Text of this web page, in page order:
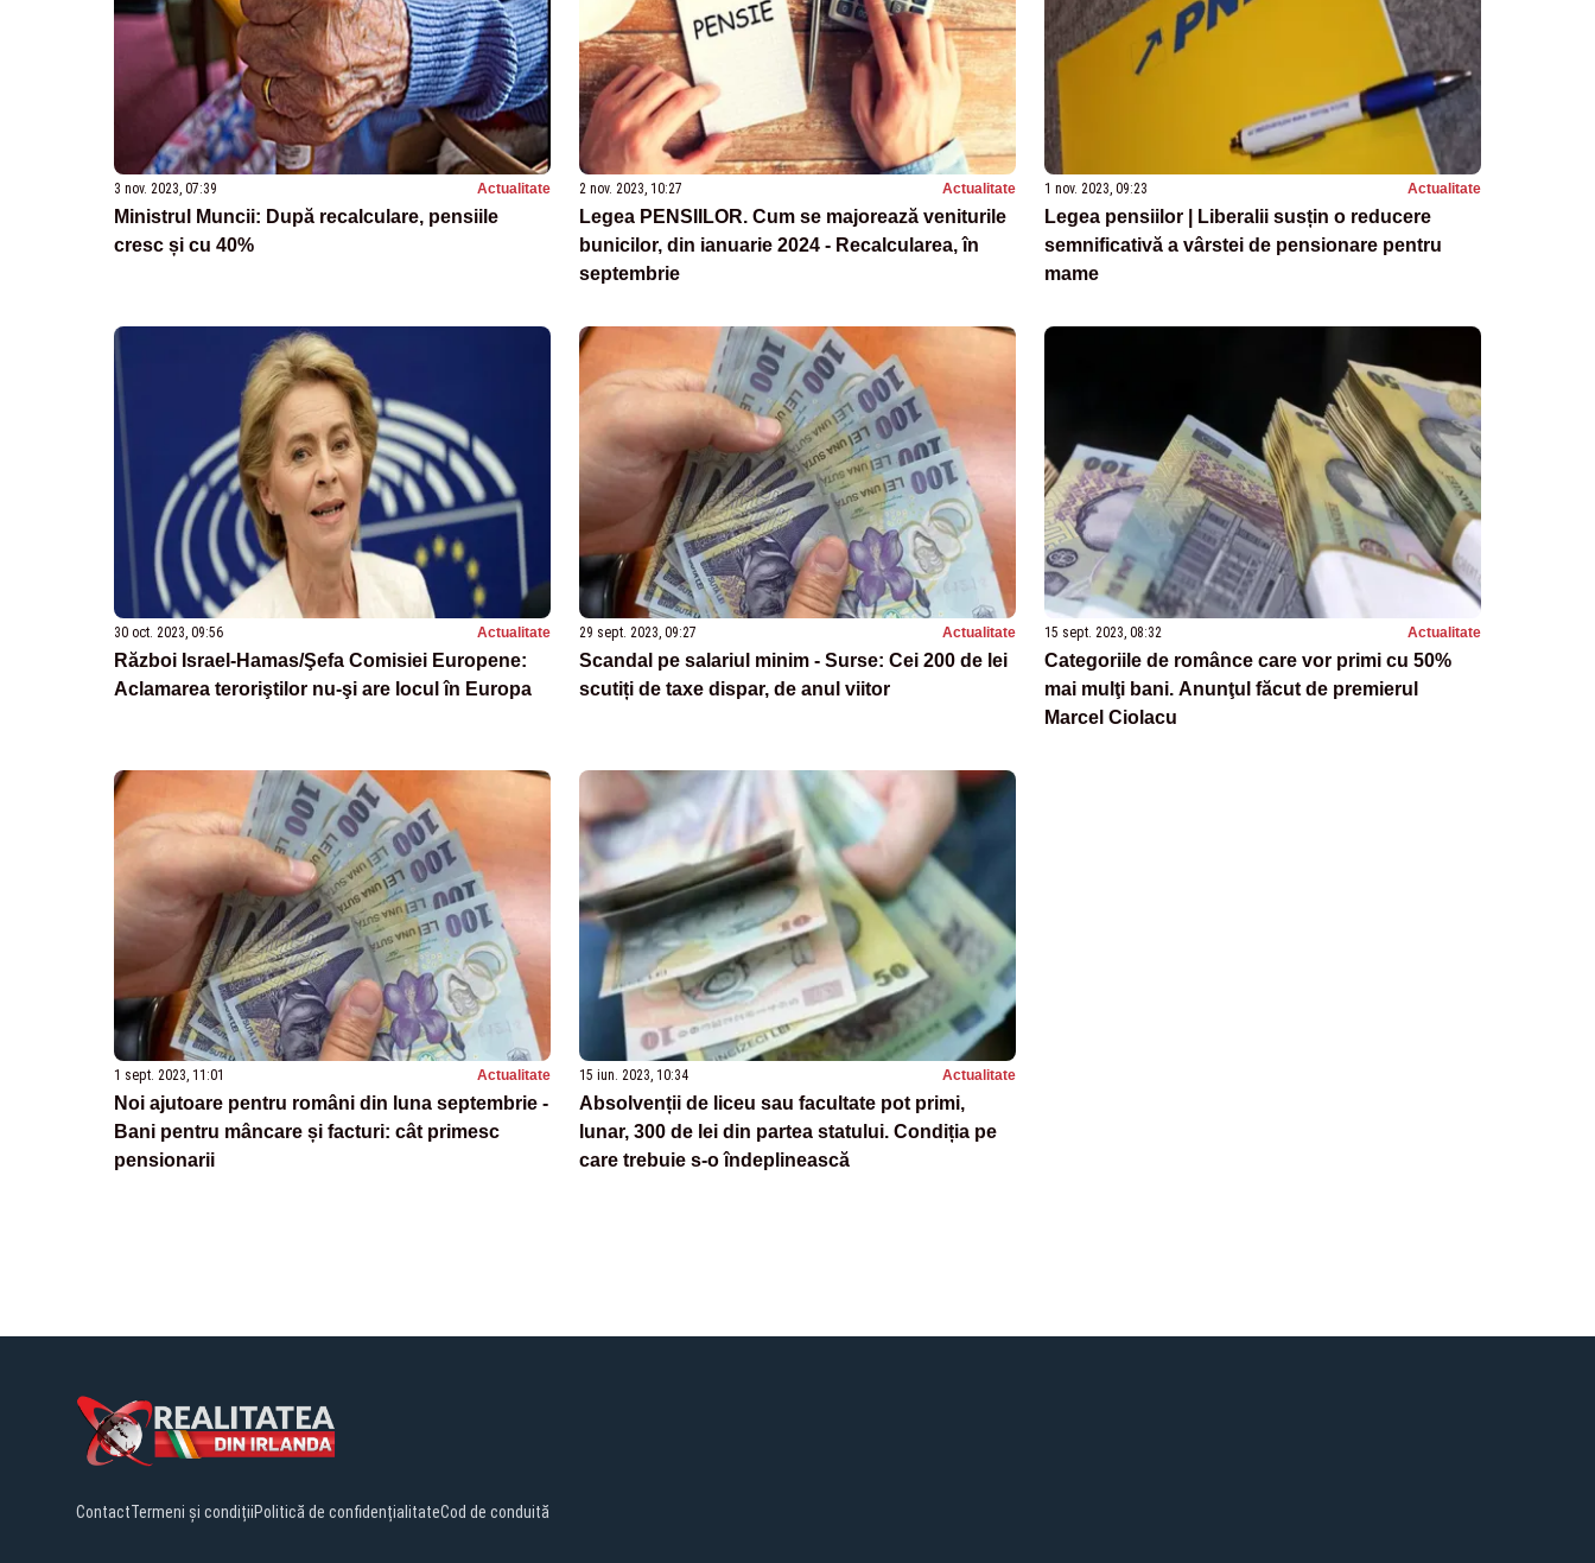
3 nov. 2023, 07:39 Actualitate
Ministrul Muncii: După recalculare, pensiile
cresc și cu 40%
2 nov. 2023, 10:27 Actualitate
Legea PENSIILOR. Cum se majorează veniturile
bunicilor, din ianuarie 2024 - Recalcularea, în
septembrie
1 nov. 2023, 09:23 Actualitate
Legea pensiilor | Liberalii susțin o reducere
semnificativă a vârstei de pensionare pentru
mame
30 oct. 2023, 09:56 Actualitate
Război Israel-Hamas/Şefa Comisiei Europene:
Aclamarea teroriştilor nu-şi are locul în Europa
29 sept. 2023, 09:27 Actualitate
Scandal pe salariul minim - Surse: Cei 200 de lei
scutiți de taxe dispar, de anul viitor
15 sept. 2023, 08:32 Actualitate
Categoriile de românce care vor primi cu 50%
mai mulţi bani. Anunţul făcut de premierul
Marcel Ciolacu
1 sept. 2023, 11:01 Actualitate
Noi ajutoare pentru români din luna septembrie -
Bani pentru mâncare și facturi: cât primesc
pensionarii
15 iun. 2023, 10:34 Actualitate
Absolvenții de liceu sau facultate pot primi,
lunar, 300 de lei din partea statului. Condiția pe
care trebuie s-o îndeplinească
ContactTermeni și condițiiPolitică de confidențialitateCod de conduită